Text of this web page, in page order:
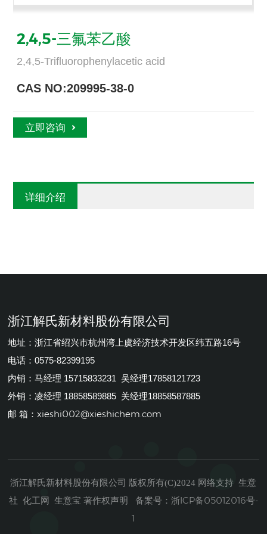
2,4,5-三氟苯乙酸
2,4,5-Trifluorophenylacetic acid
CAS NO:209995-38-0
立即咨询
详细介绍
浙江解氏新材料股份有限公司
地址：浙江省绍兴市杭州湾上虞经济技术开发区纬五路16号
电话：0575-82399195
内销：马经理 15715833231 吴经理17858121723
外销：凌经理 18858589885 关经理18858587885
邮 箱：xieshi002@xieshichem.com
浙江解氏新材料股份有限公司 版权所有(C)2024 网络支持 生意
社 化工网 生意宝 著作权声明 备案号： 浙ICP备05012016号-
1